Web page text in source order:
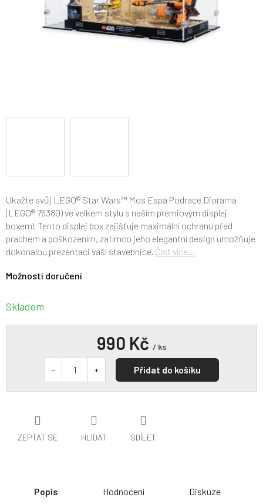
Skladem
Možnosti doručení
Ukažte svůj LEGO® Star Wars™ Mos Espa Podrace Diorama
(LEGO® 75380) ve velkém stylu s naším prémiovým displej
boxem! Tento displej box zajišťuje maximální ochranu před
prachem a poškozením, zatímco jeho elegantní design umožňuje
dokonalou prezentaci vaší stavebnice. Číst více...
ZEPTAT SE HLÍDAT SDÍLET
990 Kč / ks
Přidat do košíku
Popis Hodnocení Diskuze